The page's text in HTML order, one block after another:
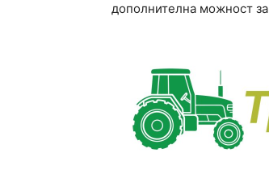
дополнителна можност